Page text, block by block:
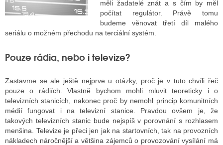
VYSÍLAČE
TELEVIZÍ
VYSÍLAČE
INTERNET
RÁDIA
měli žadatelé znát a s čím by měl
počítat regulátor. Právě tomu
budeme věnovat třetí díl malého
seriálu o možném přechodu na terciální systém.
Pouze rádia, nebo i televize?
Zastavme se ale ještě nejprve u otázky, proč je v tuto chvíli řeč
pouze o rádiích. Vlastně bychom mohli mluvit teoreticky i o
televizních stanicích, nakonec proč by nemohl princip komunitních
médií fungovat i na televizní stanice. Pravdou ovšem je, že
takových televizních stanic bude nejspíš v porovnání s rozhlasem
menšina. Televize je přeci jen jak na startovních, tak na provozních
nákladech náročnější a většina zájemců o provozování vysílání má